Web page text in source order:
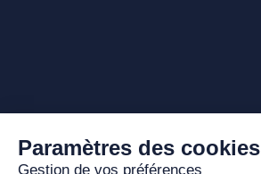
Paramètres des cookies
Gestion de vos préférences